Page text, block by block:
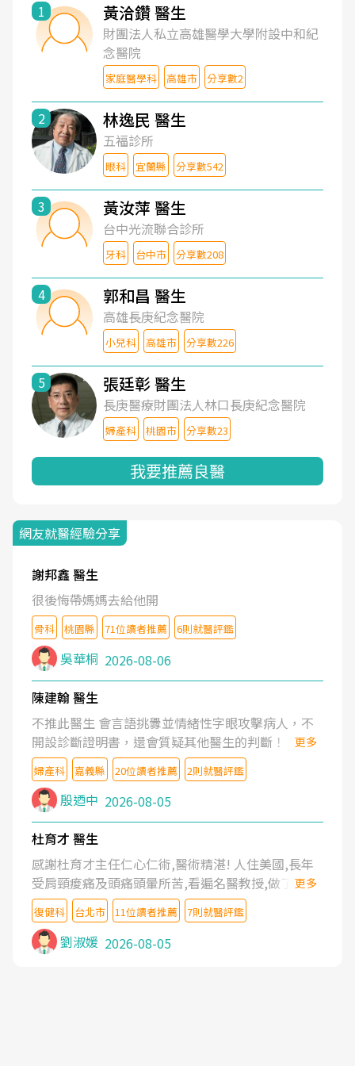
1 黃洽鑽 醫生
財團法人私立高雄醫學大學附設中和紀
念醫院
家庭醫學科 高雄市 分享數2
2 林逸民 醫生
五福診所
眼科 宜蘭縣 分享數542
3 黃汝萍 醫生
台中光流聯合診所
牙科 台中市 分享數208
4 郭和昌 醫生
高雄長庚紀念醫院
小兒科 高雄市 分享數226
5 張廷彰 醫生
長庚醫療財團法人林口長庚紀念醫院
婦產科 桃園市 分享數23
我要推薦良醫
網友就醫經驗分享
謝邦鑫 醫生
很後悔帶媽媽去給他開
骨科 桃園縣 71位讀者推薦 6則就醫評鑑
吳華桐 2026-08-06
陳建翰 醫生
不推此醫生 會言語挑釁並情緒性字眼攻擊病人，不
開設診斷證明書，還會質疑其他醫生的判斷！
更多
婦產科 嘉義縣 20位讀者推薦 2則就醫評鑑
殷迺中 2026-08-05
杜育才 醫生
感謝杜育才主任仁心仁術,醫術精湛! 人住美國,長年
受肩頸痠痛及頭痛頭暈所苦,看遍名醫教授,做了各種
檢查,也嘗試過西醫打針,中醫針灸及物理徒手治療都
沒有用,後來連吃到嗎啡類止痛藥都效果有限,只是壓
症狀,沒多久就痛起來,多年失眠嚴重影響生活品質.
台灣親友介紹忠孝醫院杜育才主任是頸頭症候群專
更多
復健科 台北市 11位讀者推薦 7則就醫評鑑
劉淑媛 2026-08-05